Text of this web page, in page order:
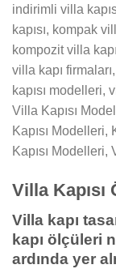
indirimli villa
kapısı, kompak
kompozit villa
villa kapı
kapısı modelleri,
Villa Kapısı
Kapısı Modelleri,
Kapısı Modelleri,
Villa Kapısı
Villa kapı
kapı ölçüleri
ardında yer